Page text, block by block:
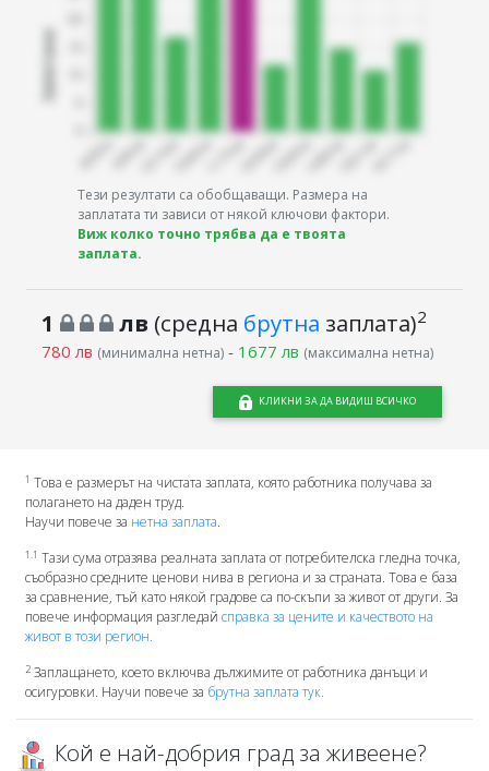
Тези резултати са обобщаващи. Размера на
заплатата ти зависи от някой ключови фактори.
Виж колко точно трябва да е твоята
заплата.
1 лв (средна брутна заплата)2
780 лв (минимална нетна)- 1677 лв (максимална нетна)
КЛИКНИ ЗА ДА ВИДИШ ВСИЧКО
1 Това е размерът на чистата заплата, която работника получава за
полагането на даден труд.
Научи повече за нетна заплата.
1.1 Тази сума отразява реалната заплата от потребителска гледна точка,
съобразно средните ценови нива в региона и за страната. Това е база
за сравнение, тъй като някой градове са по-скъпи за живот от други. За
повече информация разгледай справка за цените и качеството на
живот в този регион.
2Заплащането, което включва дължимите от работника данъци и
осигуровки. Научи повече за брутна заплата тук.
Кой е най-добрия град за живеене?